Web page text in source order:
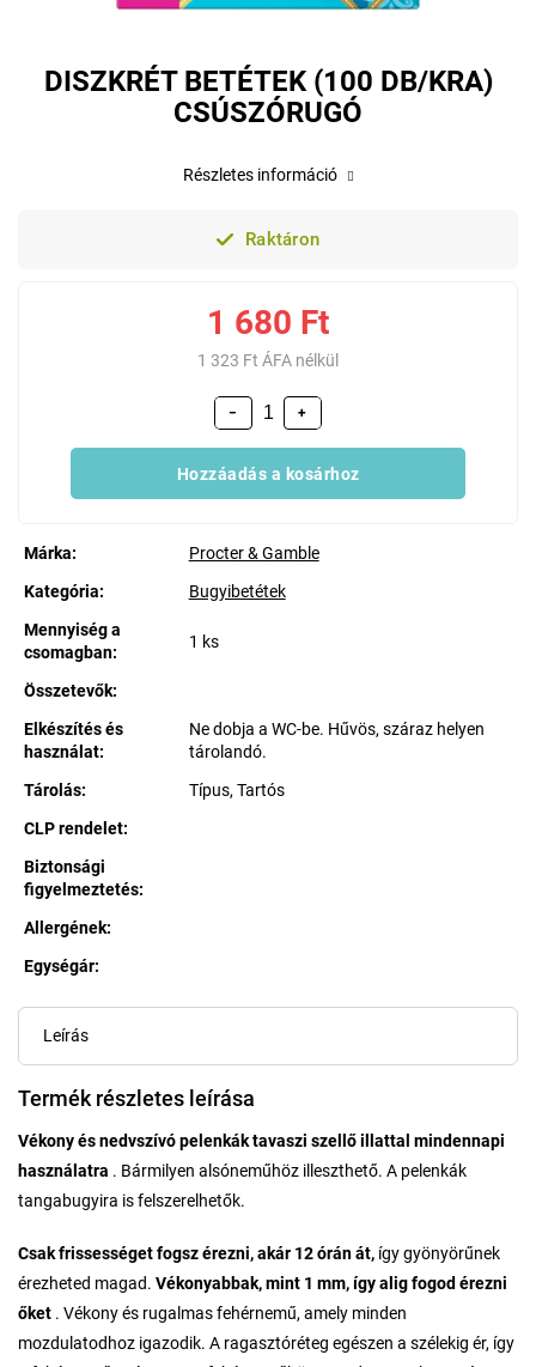
DISZKRÉT BETÉTEK (100 DB/KRA)
CSÚSZÓRUGÓ
Raktáron
1 680 Ft
1 323 Ft ÁFA nélkül
+
−
Hozzáadás a kosárhoz
Kategória:
Bugyibetétek
Mennyiség a
csomagban:
1 ks
Összetevők:
Elkészítés és
használat:
Ne dobja a WC-be. Hűvös, száraz helyen
tárolandó.
Tárolás:
Típus, Tartós
CLP rendelet:
Biztonsági
figyelmeztetés:
Allergének:
Márka: Procter & Gamble
Egységár:
Részletes információ
Leírás
Termék részletes leírása
Vékony és nedvszívó pelenkák tavaszi szellő illattal mindennapi
használatra . Bármilyen alsóneműhöz illeszthető. A pelenkák
tangabugyira is felszerelhetők.
Csak frissességet fogsz érezni, akár 12 órán át, így gyönyörűnek
érezheted magad. Vékonyabbak, mint 1 mm, így alig fogod érezni
őket . Vékony és rugalmas fehérnemű, amely minden
mozdulatodhoz igazodik. A ragasztóréteg egészen a szélekig ér, így